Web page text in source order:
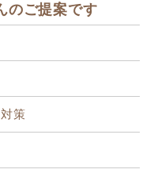
のご提案です
策